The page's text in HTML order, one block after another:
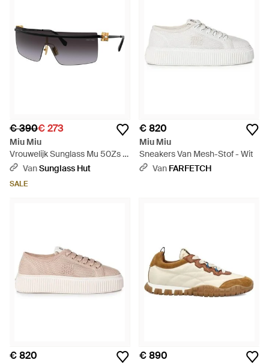
€ 390€ 273
Miu Miu
Vrouwelijk Sunglass Mu 50Zs -
Zwart
VanSunglass Hut
SALE
€ 820
Miu Miu
Sneakers Van Mesh-Stof - Wit
Van FARFETCH
€ 820 € 890